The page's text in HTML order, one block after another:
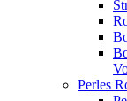
Perles